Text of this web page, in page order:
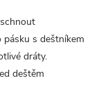
s deštníkem
dráty.
deštěm